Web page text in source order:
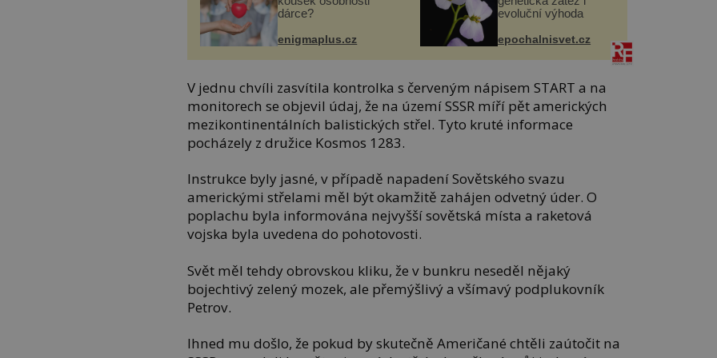
dárce?
enigmaplus.cz
evoluční výhoda
epochalnisvet.cz
V jednu chvíli zasvítila kontrolka s červeným nápisem START a na
monitorech se objevil údaj, že na území SSSR míří pět amerických
mezikontinentálních balistických střel. Tyto kruté informace
pocházely z družice Kosmos 1283.
Instrukce byly jasné, v případě napadení Sovětského svazu
americkými střelami měl být okamžitě zahájen odvetný úder. O
poplachu byla informována nejvyšší sovětská místa a raketová
vojska byla uvedena do pohotovosti.
Svět měl tehdy obrovskou kliku, že v bunkru neseděl nějaký
bojechtivý zelený mozek, ale přemýšlivý a všímavý podplukovník
Petrov.
Ihned mu došlo, že pokud by skutečně Američané chtěli zaútočit na